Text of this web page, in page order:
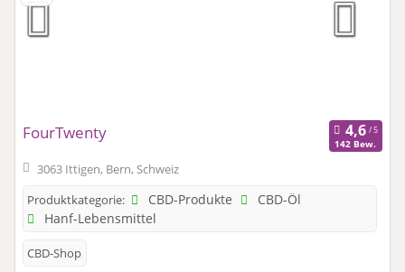
FourTwenty
142 Bew.
3063 Ittigen, Bern, Schweiz
Produktkategorie:
CBD-Produkte
CBD-Öl
Hanf-Lebensmittel
CBD-Shop